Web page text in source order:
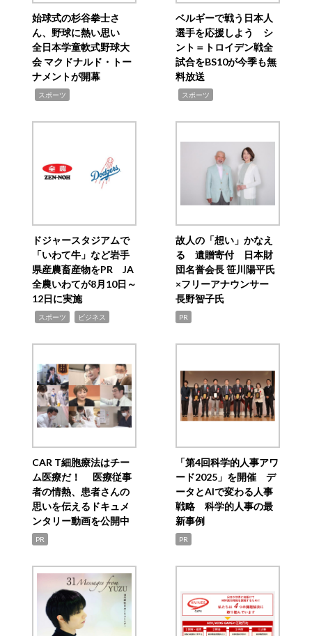
始球式の杉谷拳士さ
ん、野球に熱い思い
全日本学童軟式野球大
会 マクドナルド・トー
ナメントが開幕
スポーツ
ベルギーで戦う日本人
選手を応援しよう シ
ント＝トロイデン戦全
試合をBS10が今季も無
料放送
スポーツ
ドジャースタジアムで
「いわて牛」など岩手
県産農畜産物をPR JA
全農いわてが8月10日～
12日に実施
スポーツ ビジネス
故人の「想い」かなえ
る 遺贈寄付 日本財
団名誉会長 笹川陽平氏
×フリーアナウンサー
長野智子氏
PR
CAR T細胞療法はチー
ム医療だ！ 医療従事
者の情熱、患者さんの
思いを伝えるドキュメ
ンタリー動画を公開中
PR
「第4回科学的人事アワ
ード2025」を開催 デ
ータとAIで変わる人事
戦略 科学的人事の最
新事例
PR